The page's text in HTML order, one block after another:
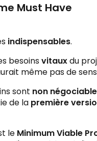
Must Have
indispensables.
besoinsvitauxdu
même pas de
sont non
de la première
le Minimum Viable